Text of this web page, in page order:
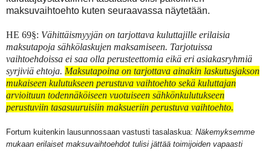
maksuvaihtoehto kuten seuraavassa näytetään.
HE 69§: Vähittäismyyjän on tarjottava kuluttajille erilaisia
maksutapoja sähkölaskujen maksamiseen. Tarjotuissa
vaihtoehdoissa ei saa olla perusteettomia eikä eri asiakasryhmiä
syrjiviä ehtoja. Maksutapoina on tarjottava ainakin laskutusjakson
mukaiseen kulutukseen perustuva vaihtoehto sekä kuluttajan
arvioituun todennäköiseen vuotuiseen sähkönkulutukseen
perustuviin tasasuuruisiin maksueriin perustuva vaihtoehto.
Fortum kuitenkin lausunnossaan vastusti tasalaskua: Näkemyksemme
mukaan erilaiset maksuvaihtoehdot tulisi jättää toimijoiden vapaasti